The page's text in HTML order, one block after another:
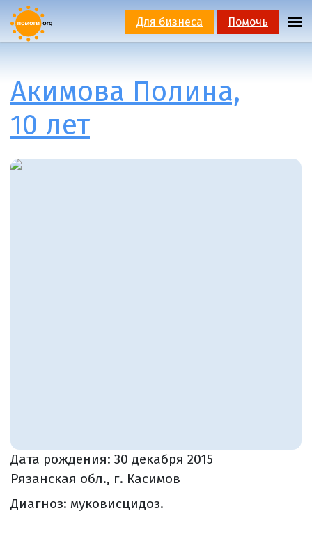
Для бизнеса Помочь
Акимова Полина,
10 лет
Дата рождения: 30 декабря 2015
Рязанская обл., г. Касимов
Диагноз: муковисцидоз.